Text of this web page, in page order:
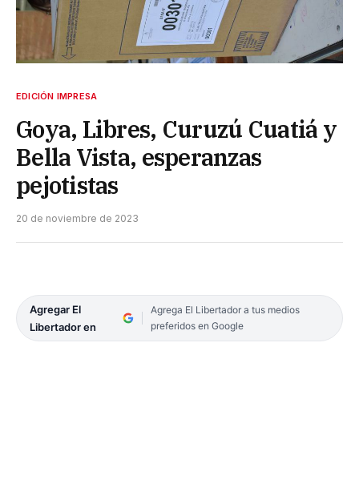
EDICIÓN IMPRESA
Goya, Libres, Curuzú Cuatiá y
Bella Vista, esperanzas
pejotistas
20 de noviembre de 2023
Agregar El
Libertador en
Agrega El Libertador a tus medios
preferidos en Google